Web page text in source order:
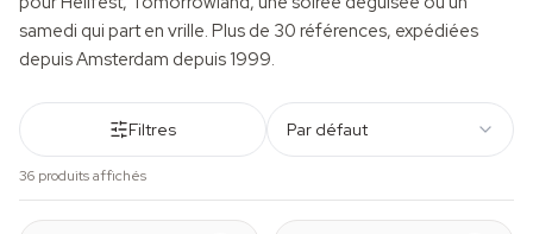
samedi qui part en vrille. Plus de 30 références, expédiées
depuis Amsterdam depuis 1999.
Filtres Par défaut
36 produits affichés